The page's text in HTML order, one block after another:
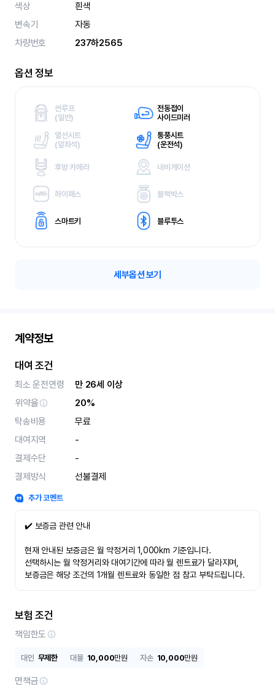
색상
흰색
변속기
자동
차량번호
237하2565
옵션 정보
썬루프
(일반)
전동접이
사이드미러
열선시트
(앞좌석)
통풍시트
(운전석)
후방 카메라 내비게이션
하이패스 블랙박스
스마트키 블루투스
세부옵션 보기
계약정보
대여 조건
최소 운전연령
만 26세 이상
위약율
20%
탁송비용
무료
대여지역
-
결제수단
-
결제방식
선불결제
추가 코멘트
✔️ 보증금 관련 안내
현재 안내된 보증금은 월 약정거리 1,000km 기준입니다.
선택하시는 월 약정거리와 대여기간에 따라 월 렌트료가 달라지며,
보증금은 해당 조건의 1개월 렌트료와 동일한 점 참고 부탁드립니다.
보험 조건
책임한도
대인 무제한 대물 10,000만원 자손 10,000만원
면책금